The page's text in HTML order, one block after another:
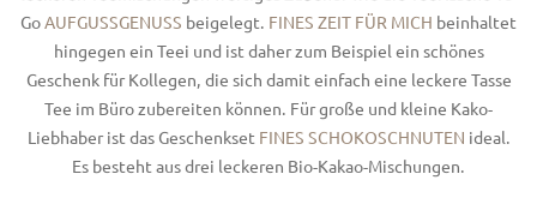
GoAUFGUSSGENUSS beigelegt. FINES ZEIT FÜR MICH beinhaltet
hingegen ein Teei und ist daher zum Beispiel ein schönes
Geschenk für Kollegen, die sich damit einfach eine leckere Tasse
Tee im Büro zubereiten können. Für große und kleine Kako-
Liebhaber ist das Geschenkset FINES SCHOKOSCHNUTEN ideal.
Es besteht aus drei leckeren Bio-Kakao-Mischungen.